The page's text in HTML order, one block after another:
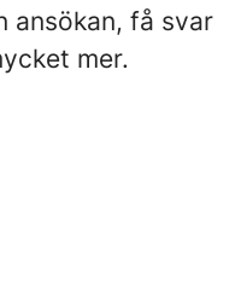
ansökan, få svar
mer.